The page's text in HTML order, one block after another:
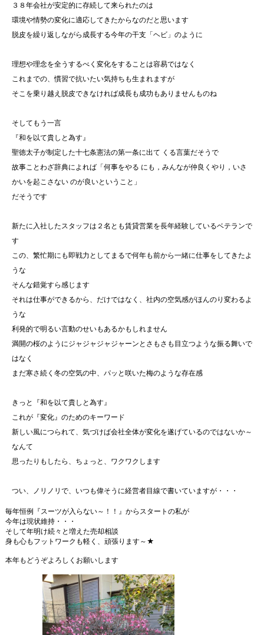
３８年会社が安定的に存続して来られたのは
環境や情勢の変化に適応してきたからなのだと思います
脱皮を繰り返しながら成長する今年の干支「ヘビ」のように
理想や理念を全うするべく変化をすることは容易ではなく
これまでの、慣習で抗いたい気持ちも生まれますが
そこを乗り越え脱皮できなければ成長も成功もありませんものね
そしてもう一言
『和を以て貴しと為す』
聖徳太子が制定した十七条憲法の第一条に出て くる言葉だそうで
故事ことわざ辞典によれば「何事をやる にも，みんなが仲良くやり，いさ
かいを起こさない のが良いということ」
だそうです
新たに入社したスタッフは２名とも賃貸営業を長年経験しているベテランで
す
この、繁忙期にも即戦力としてまるで何年も前から一緒に仕事をしてきたよ
うな
そんな錯覚すら感じます
それは仕事ができるから、だけではなく、社内の空気感がほんのり変わるよ
うな
利発的で明るい言動のせいもあるかもしれません
満開の桜のようにジャジャジャジャーンとさもさも目立つような振る舞いで
はなく
まだ寒さ続く冬の空気の中、パッと咲いた梅のような存在感
きっと『和を以て貴しと為す』
これが『変化』のためのキーワード
新しい風につられて、気づけば会社全体が変化を遂げているのではないか～
なんて
思ったりもしたら、ちょっと、ワクワクします
つい、ノリノリで、いつも偉そうに経営者目線で書いていますが・・・
毎年恒例『スーツが入らない～！！』からスタートの私が
今年は現状維持・・・
そして年明け続々と増えた売却相談
身も心もフットワークも軽く、頑張ります～★
本年もどうぞよろしくお願いします